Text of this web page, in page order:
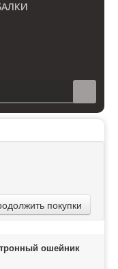
покупки
ошейник